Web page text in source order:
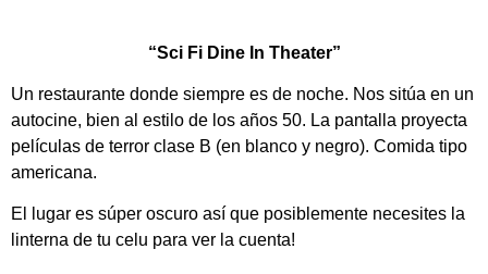
“Sci Fi Dine In Theater”
Un restaurante donde siempre es de noche. Nos sitúa en un
autocine, bien al estilo de los años 50. La pantalla proyecta
películas de terror clase B (en blanco y negro). Comida tipo
americana.
El lugar es súper oscuro así que posiblemente necesites la
linterna de tu celu para ver la cuenta!